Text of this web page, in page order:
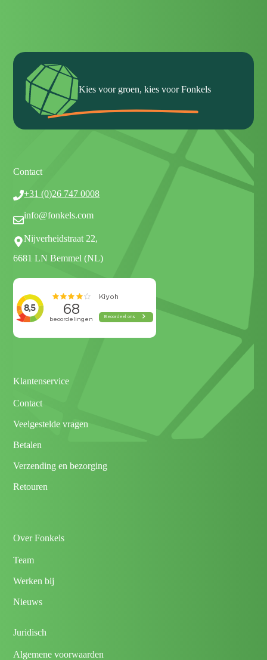
Kies voor groen, kies voor Fonkels
Contact
+31 (0)26 747 0008
info@fonkels.com
Nijverheidstraat 22,
6681 LN Bemmel (NL)
Klantenservice
Contact
Veelgestelde vragen
Betalen
Verzending en bezorging
Retouren
Over Fonkels
Team
Werken bij
Nieuws
Juridisch
Algemene voorwaarden